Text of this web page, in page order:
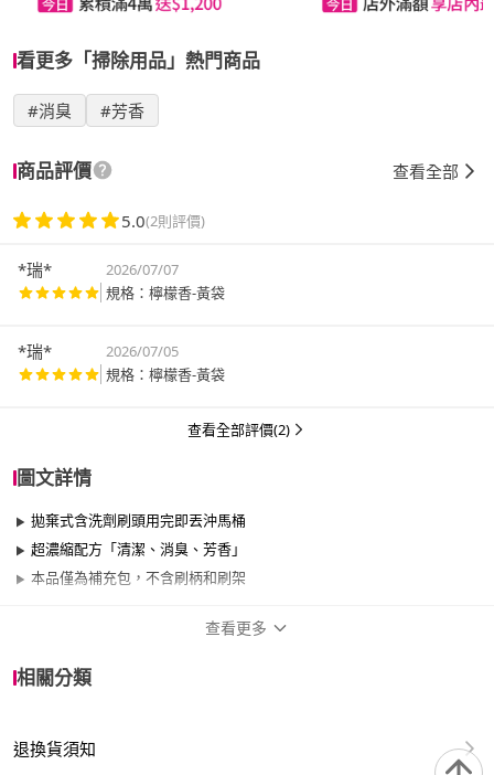
看更多「掃除用品」熱門商品
#消臭 #芳香
商品評價 查看全部
5.0(2則評價)
*瑞*
2026/07/07
規格：檸檬香-黃袋
*瑞*
2026/07/05
規格：檸檬香-黃袋
查看全部評價(2)
圖文詳情
拋棄式含洗劑刷頭用完即丟沖馬桶
超濃縮配方「清潔、消臭、芳香」
本品僅為補充包，不含刷柄和刷架
查看更多
相關分類
退換貨須知